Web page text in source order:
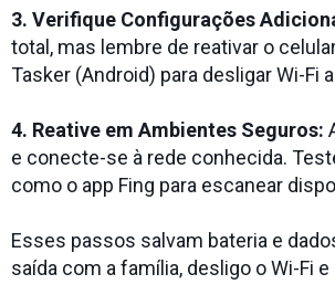
3. Verifique Configurações
total, mas lembre de reativar o
Tasker (Android) para desligar Wi-Fi
4. Reative em Ambientes Seguros:
e conecte-se à rede conhecida.
como o app Fing para escanear
Esses passos salvam bateria e
saída com a família, desligo o Wi-Fi